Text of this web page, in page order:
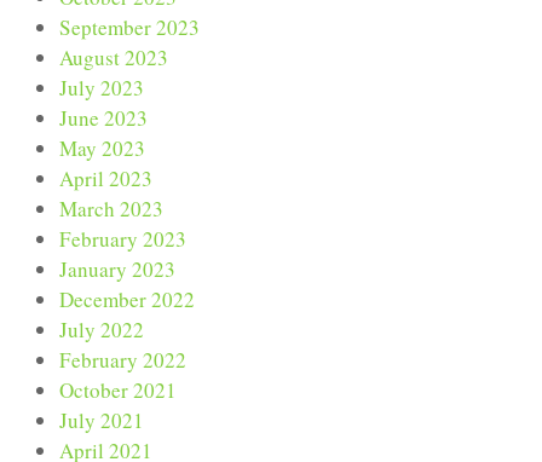
September 2023
August 2023
July 2023
June 2023
May 2023
April 2023
March 2023
February 2023
January 2023
December 2022
July 2022
February 2022
October 2021
July 2021
April 2021